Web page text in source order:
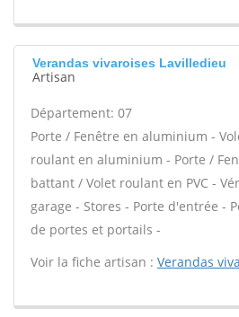
Verandas vivaroises Lavilledieu
Artisan
Département: 07
Porte / Fenêtre en aluminium -
roulant en aluminium - Porte /
battant / Volet roulant en PVC -
garage - Stores - Porte d'entrée -
de portes et portails -
Voir la fiche artisan : Verandas